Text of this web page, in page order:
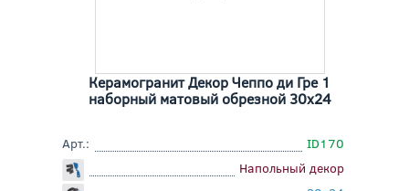
Керамогранит Декор Чеппо ди Гре 1
наборный матовый обрезной 30x24
Арт.:
ID170
Напольный декор